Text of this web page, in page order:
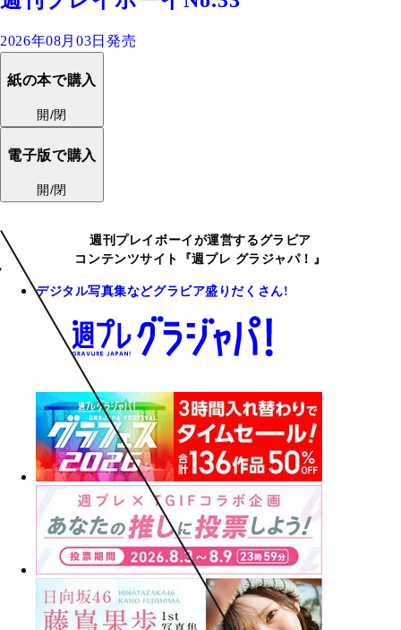
2026年08月03日発売
紙の本で購入
開/閉
電子版で購入
開/閉
週刊プレイボーイが運営するグラビア
コンテンツサイト『週プレ グラジャパ！』
デジタル写真集などグラビア盛りだくさん!